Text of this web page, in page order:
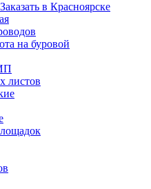
в Красноярске
на буровой
листов